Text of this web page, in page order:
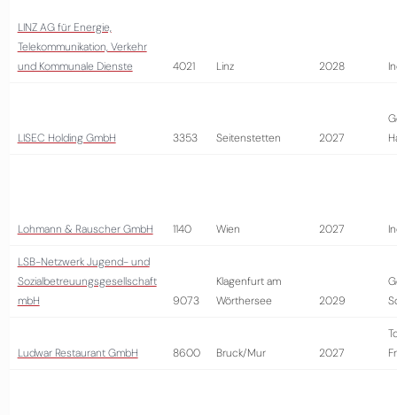
LINZ AG für Energie,
Telekommunikation, Verkehr
und Kommunale Dienste
4021 Linz 2028
LISEC Holding GmbH 3353 Seitenstetten 2027
Lohmann & Rauscher GmbH 1140 Wien 2027
LSB-Netzwerk Jugend- und
Sozialbetreuungsgesellschaft
mbH
9073
Klagenfurt am
Wörthersee
2029
Ludwar Restaurant GmbH 8600 Bruck/Mur 2027